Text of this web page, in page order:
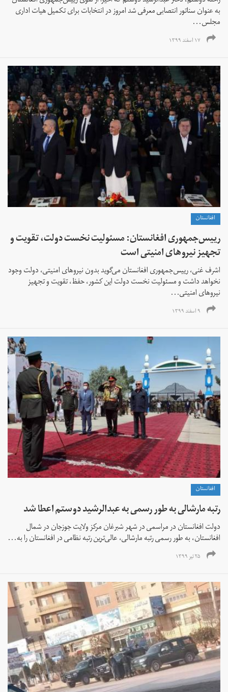
به عنوان سناتور انتصابی معرفی شد امروز در انتخابات برای تکمیل هیات اداری
مجلس...
۱۷ اسفند ۱۳۹۹
افغانستان
رییس‌جمهوری افغانستان: مسئولیت نخست دولت، تقویت و
تجهیز نیروهای امنیتی است
اشرف غنی، رییس‌جمهوری افغانستان می‌گوید بدون نیروهای امنیتی، دولت وجود
نخواهد داشت و مسئولیت نخست دولت این کشور، حفظ، تقویت و تجهیز
نیروهای امنیتی...
۹ اسفند ۱۳۹۹
افغانستان
رتبه مارشالی به طور رسمی به عبدالرشید دوستم اعطا شد
دولت افغانستان در مراسمی در شهر شبرغان مرکز ولایت جوزجان در شمال
افغانستان، به طور رسمی رتبه مارشالی، عالی‌ترین رتبه نظامی در افغانستان را به...
۲۵ تیر ۱۳۹۹